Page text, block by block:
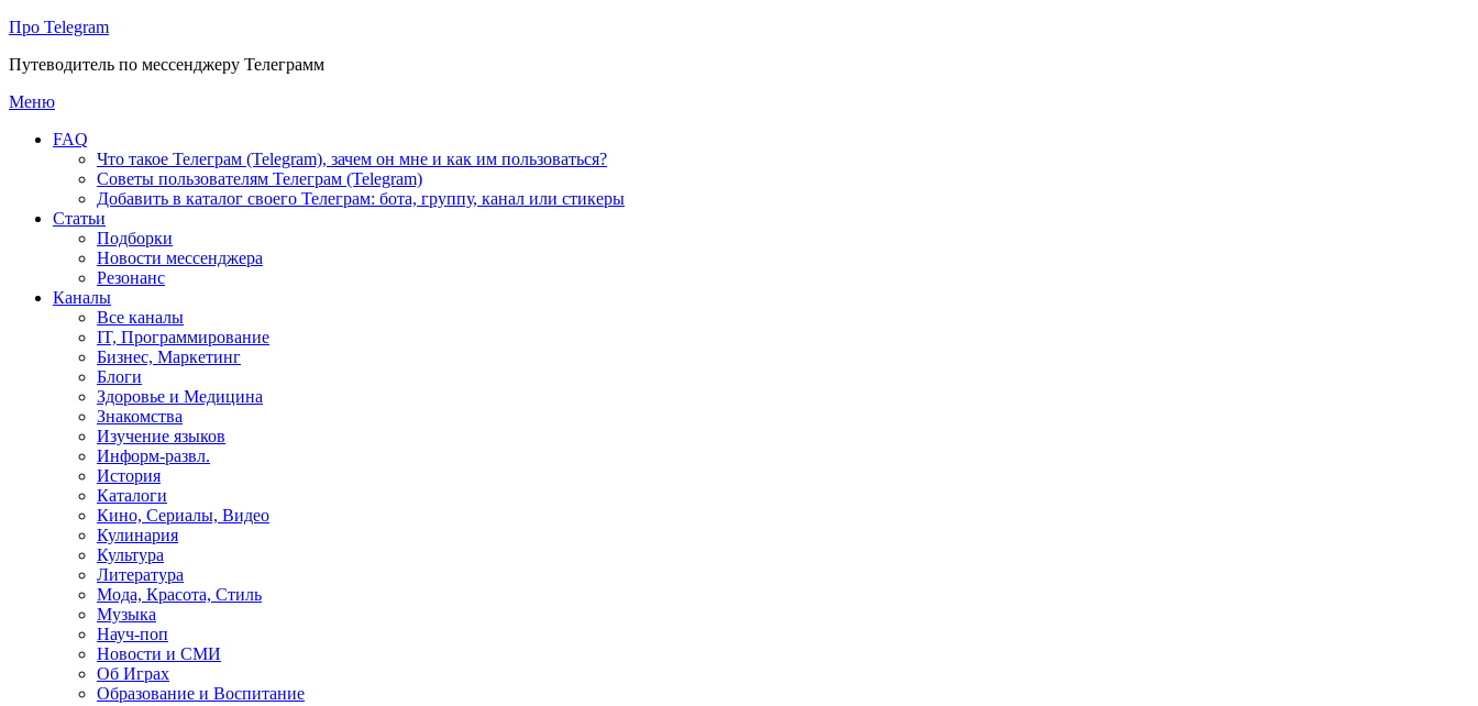
Про Telegram
Путеводитель по мессенджеру Телеграмм
Перейти
содержимому
Меню
FAQ
Что такое Телеграм (Telegram), зачем он мне и как им пользоваться?
Советы пользователям Телеграм (Telegram)
Добавить в каталог своего Телеграм: бота, группу, канал или стикеры
Статьи
Подборки
Новости мессенджера
Резонанс
Каналы
Все каналы
IT, Программирование
Бизнес, Маркетинг
Блоги
Здоровье и Медицина
Знакомства
Изучение языков
Информ-развл.
История
Каталоги
Кино, Сериалы, Видео
Кулинария
Культура
Литература
Мода, Красота, Стиль
Музыка
Науч-поп
Новости и СМИ
Об Играх
Образование и Воспитание